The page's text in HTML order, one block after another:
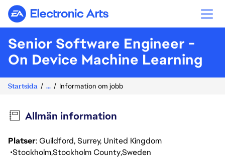
Electronic Arts
Senior Software Engineer -
On Device Machine Learning
Startsida ... Information om jobb
Allmän information
Platser: Guildford, Surrey, United Kingdom
StockholmStockholm CountySweden